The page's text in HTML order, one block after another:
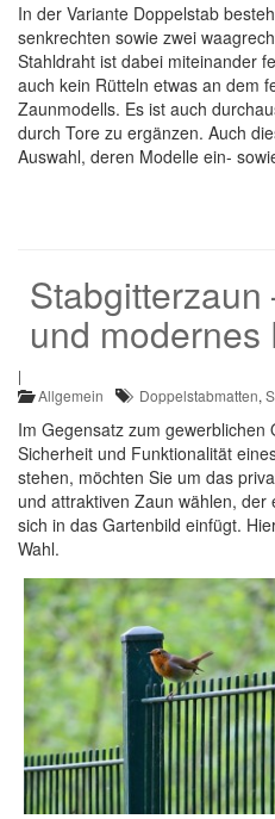
In der Variante Doppelstab
senkrechten sowie zwei
Stahldraht ist dabei miteinander
auch kein Rütteln etwas an dem
Zaunmodells. Es ist auch
durch Tore zu ergänzen. Auch
Auswahl, deren Modelle ein-
und modernes
|
Allgemein
Doppelstabmatten,
Im Gegensatz zum gewerblichen
Sicherheit und Funktionalität
stehen, möchten Sie um das
und attraktiven Zaun wählen,
sich in das Gartenbild einfügt.
Wahl.